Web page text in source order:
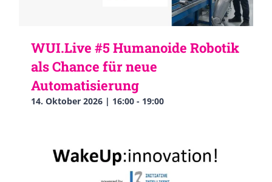
WUI.Live #5 Humanoide Robotik
als Chance für neue
Automatisierung
14. Oktober 2026 | 16:00 - 19:00